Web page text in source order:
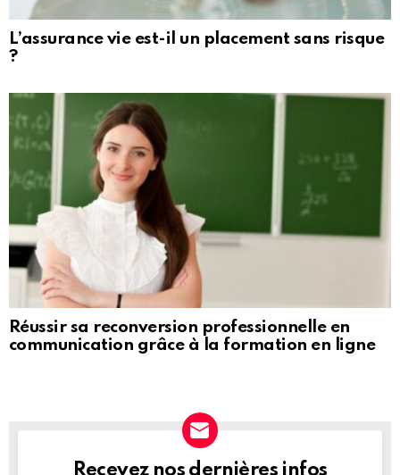
L’assurance vie est-il un placement sans risque
?
Réussir sa reconversion professionnelle en
communication grâce à la formation en ligne
NEWSLETTER
Recevez nos dernières infos